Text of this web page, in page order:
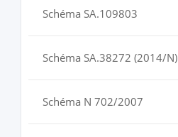
Schéma SA.109803
Schéma SA.38272 (2014/N)
Schéma N 702/2007